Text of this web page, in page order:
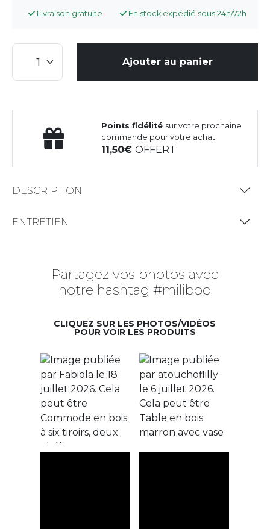
Livraison gratuite En stock expédié sous 24h/72h
Ajouter au panier
Points fidélité sur votre prochaine
commande pour votre achat
11,50OFFERT
DESCRIPTION
ENTRETIEN
Partagez vos photos avec
notre hashtag #miliboo
CLIQUEZ SUR LES PHOTOS/VIDÉOS
POUR VOIR LES PRODUITS